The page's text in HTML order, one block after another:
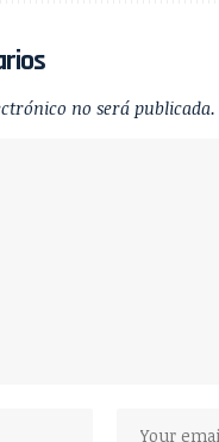
no será publicada.